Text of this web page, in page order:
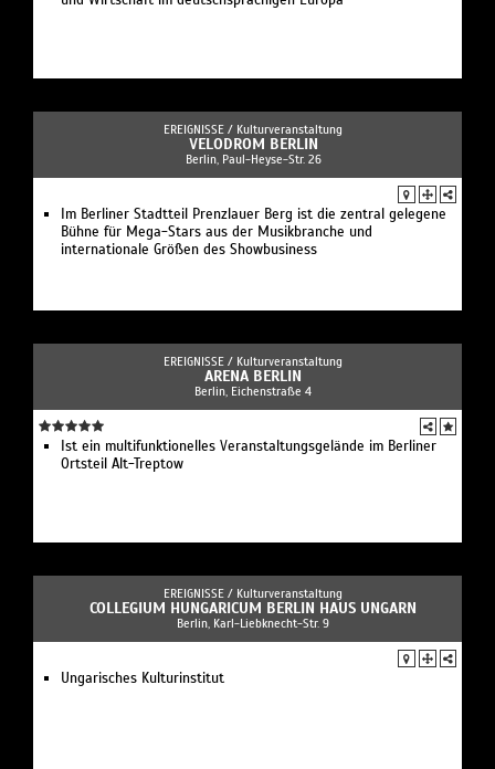
EREIGNISSE / Kulturveranstaltung
VELODROM BERLIN
Berlin, Paul-Heyse-Str. 26
Im Berliner Stadtteil Prenzlauer Berg ist die zentral gelegene
Bühne für Mega-Stars aus der Musikbranche und
internationale Größen des Showbusiness
EREIGNISSE / Kulturveranstaltung
ARENA BERLIN
Berlin, Eichenstraße 4
Ist ein multifunktionelles Veranstaltungsgelände im Berliner
Ortsteil Alt-Treptow
EREIGNISSE / Kulturveranstaltung
COLLEGIUM HUNGARICUM BERLIN HAUS UNGARN
Berlin, Karl-Liebknecht-Str. 9
Ungarisches Kulturinstitut